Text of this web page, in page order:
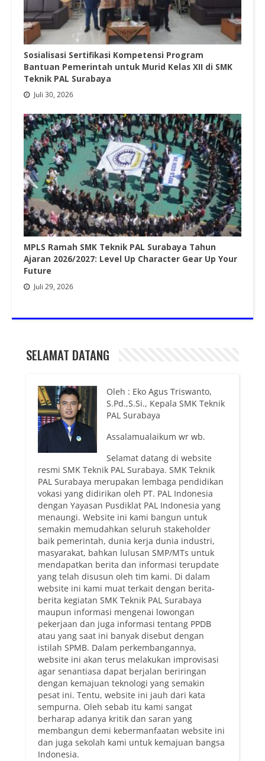
Sosialisasi Sertifikasi Kompetensi Program
Bantuan Pemerintah untuk Murid Kelas XII di SMK
Teknik PAL Surabaya
Juli 30, 2026
MPLS Ramah SMK Teknik PAL Surabaya Tahun
Ajaran 2026/2027: Level Up Character Gear Up Your
Future
Juli 29, 2026
SELAMAT DATANG
Oleh : Eko Agus Triswanto,
S.Pd.,S.Si., Kepala SMK Teknik
PAL Surabaya
Assalamualaikum wr wb.
Selamat datang di website
resmi SMK Teknik PAL Surabaya. SMK Teknik
PAL Surabaya merupakan lembaga pendidikan
vokasi yang didirikan oleh PT. PAL Indonesia
dengan Yayasan Pusdiklat PAL Indonesia yang
menaungi. Website ini kami bangun untuk
semakin memudahkan seluruh stakeholder
baik pemerintah, dunia kerja dunia industri,
masyarakat, bahkan lulusan SMP/MTs untuk
mendapatkan berita dan informasi terupdate
yang telah disusun oleh tim kami. Di dalam
website ini kami muat terkait dengan berita-
berita kegiatan SMK Teknik PAL Surabaya
maupun informasi mengenai lowongan
pekerjaan dan juga informasi tentang PPDB
atau yang saat ini banyak disebut dengan
istilah SPMB. Dalam perkembangannya,
website ini akan terus melakukan improvisasi
agar senantiasa dapat berjalan beriringan
dengan kemajuan teknologi yang semakin
pesat ini. Tentu, website ini jauh dari kata
sempurna. Oleh sebab itu kami sangat
berharap adanya kritik dan saran yang
membangun demi kebermanfaatan website ini
dan juga sekolah kami untuk kemajuan bangsa
Indonesia.